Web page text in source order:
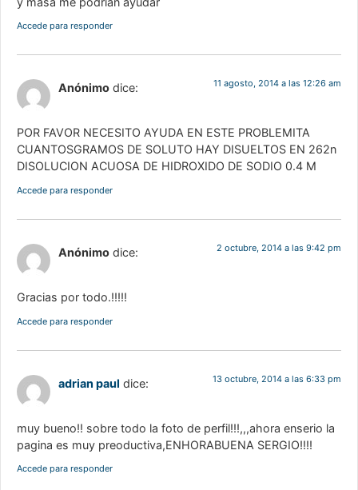
Accede para responder
Anónimo dice: 11 agosto, 2014 a las 12:26 am
POR FAVOR NECESITO AYUDA EN ESTE PROBLEMITA
CUANTOSGRAMOS DE SOLUTO HAY DISUELTOS EN 262n
DISOLUCION ACUOSA DE HIDROXIDO DE SODIO 0.4 M
Accede para responder
Anónimo dice: 2 octubre, 2014 a las 9:42 pm
Gracias por todo.!!!!!
Accede para responder
adrian paul dice: 13 octubre, 2014 a las 6:33 pm
muy bueno!! sobre todo la foto de perfil!!!,,,ahora enserio la
pagina es muy preoductiva,ENHORABUENA SERGIO!!!!
Accede para responder